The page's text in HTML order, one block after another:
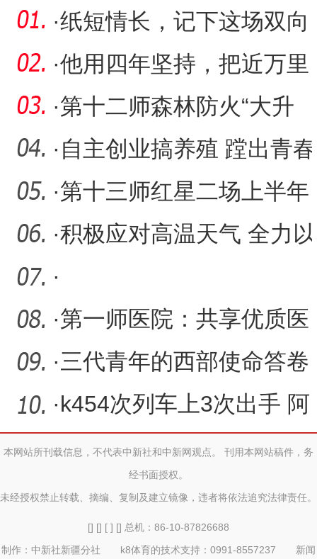
·纸短情长，记下这场双向
奔赴
·他用四年坚持，把近万里
路走成了“回家路”
·第十二师森林防火“大升
级”
· 自主创业搞养殖 蹚出青春
致富路
·第十三师红星二场上半年
签约社会投资项目12个
·积极应对高温天气 全力以
赴稳生产保民生
·
·第一师医院：共享优质医
疗资源 守护兵地群众健康
·三代青年的西部使命答卷
——兵团西部计划志愿者
出
·k454次列车上3次出手 阿
拉尔这对医生夫妻好样的
本网站所刊载信息，不代表中新社和中新网观点。 刊用本网站稿件，务
经书面授权。
未经授权禁止转载、摘编、复制及建立镜像，违者将依法追究法律责任。
[] [] [ ] [] 总机：86-10-87826688
制作：中新社新疆分社 k8体育的技术支持：0991-8557237 新闻